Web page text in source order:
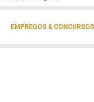
EMPREGOS & CONCURSOS